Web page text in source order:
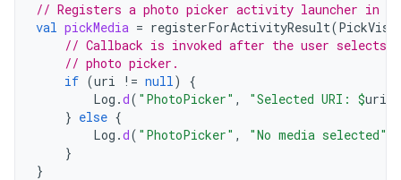
// Registers a photo picker activity launcher in
val pickMedia = registerForActivityResult(
// Callback is invoked after the user selects
// photo picker.
if (uri != null)
{
Log .d( "PhotoPicker" , "Selected URI: $uri
} else {
Log .d( "PhotoPicker" , "No media selected"
}
}